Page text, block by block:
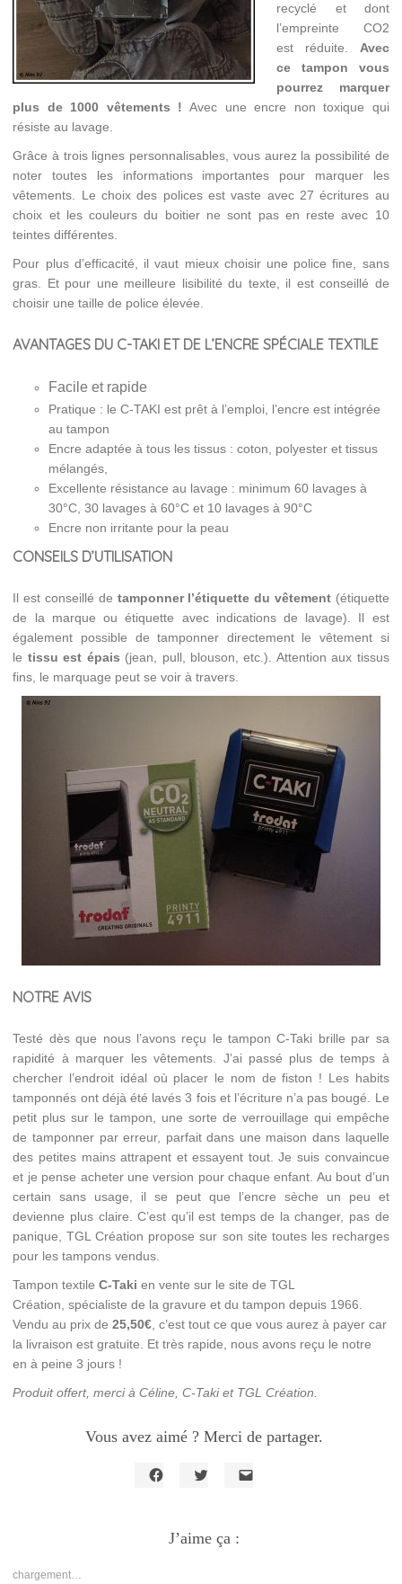
recyclé et dont
l’empreinte CO2
est réduite. Avec
ce tampon vous
pourrez marquer
plus de 1000 vêtements ! Avec une encre non toxique qui
résiste au lavage.
Grâce à trois lignes personnalisables, vous aurez la possibilité de
noter toutes les informations importantes pour marquer les
vêtements. Le choix des polices est vaste avec 27 écritures au
choix et les couleurs du boitier ne sont pas en reste avec 10
teintes différentes.
Pour plus d’efficacité, il vaut mieux choisir une police fine, sans
gras. Et pour une meilleure lisibilité du texte, il est conseillé de
choisir une taille de police élevée.
AVANTAGES DU C-TAKI ET DE L’ENCRE SPÉCIALE TEXTILE
Facile et rapide
Pratique : le C-TAKI est prêt à l’emploi, l’encre est intégrée
au tampon
Encre adaptée à tous les tissus : coton, polyester et tissus
mélangés,
Excellente résistance au lavage : minimum 60 lavages à
30°C, 30 lavages à 60°C et 10 lavages à 90°C
Encre non irritante pour la peau
CONSEILS D’UTILISATION
Il est conseillé de tamponner l’étiquette du vêtement(étiquette
de la marque ou étiquette avec indications de lavage). Il est
également possible de tamponner directement le vêtement si
le tissu est épais (jean, pull, blouson, etc.). Attention aux tissus
fins, le marquage peut se voir à travers.
NOTRE AVIS
Testé dès que nous l’avons reçu le tampon C-Taki brille par sa
rapidité à marquer les vêtements. J’ai passé plus de temps à
chercher l’endroit idéal où placer le nom de fiston ! Les habits
tamponnés ont déjà été lavés 3 fois et l’écriture n’a pas bougé. Le
petit plus sur le tampon, une sorte de verrouillage qui empêche
de tamponner par erreur, parfait dans une maison dans laquelle
des petites mains attrapent et essayent tout. Je suis convaincue
et je pense acheter une version pour chaque enfant. Au bout d’un
certain sans usage, il se peut que l’encre sèche un peu et
devienne plus claire. C’est qu’il est temps de la changer, pas de
panique, TGL Création propose sur son site toutes les recharges
pour les tampons vendus.
Tampon textileC-Taki en vente sur le site de TGL
Création, spécialiste de la gravure et du tampon depuis 1966.
Vendu au prix de25,50€ , c’est tout ce que vous aurez à payer car
la livraison est gratuite. Et très rapide, nous avons reçu le notre
en à peine 3 jours !
Produit offert, merci à Céline, C-Taki et TGL Création.
Vous avez aimé ? Merci de partager.
Facebook(ouvre
dans
Twitter(ouvre
dans
J’aime ça :
chargement…